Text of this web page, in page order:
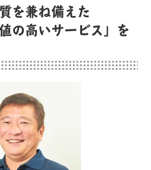
を兼ね備えた
の高いサービス」を